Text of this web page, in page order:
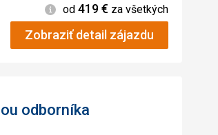
Informácie
od 419€ za všetkých
Zobraziť detail zájazdu
odborníka